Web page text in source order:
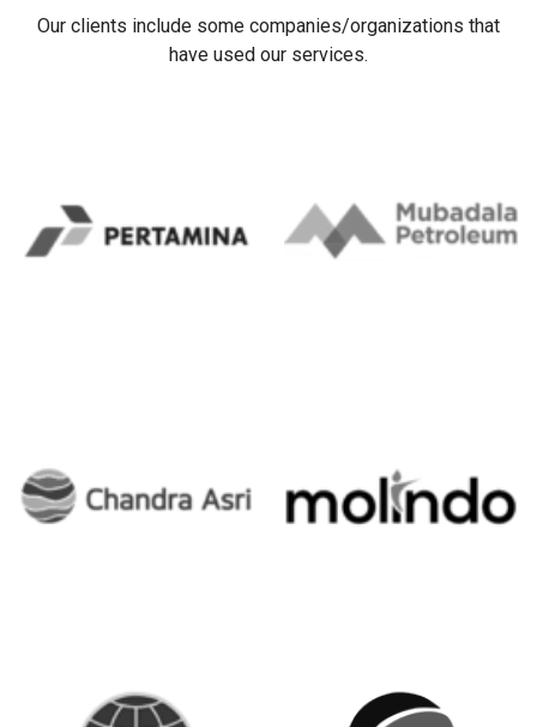
Our clients include some companies/organizations that
have used our services.